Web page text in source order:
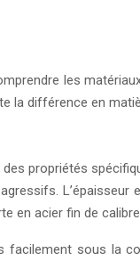
les
la différence en
propriétés
en acier fin de
sous la